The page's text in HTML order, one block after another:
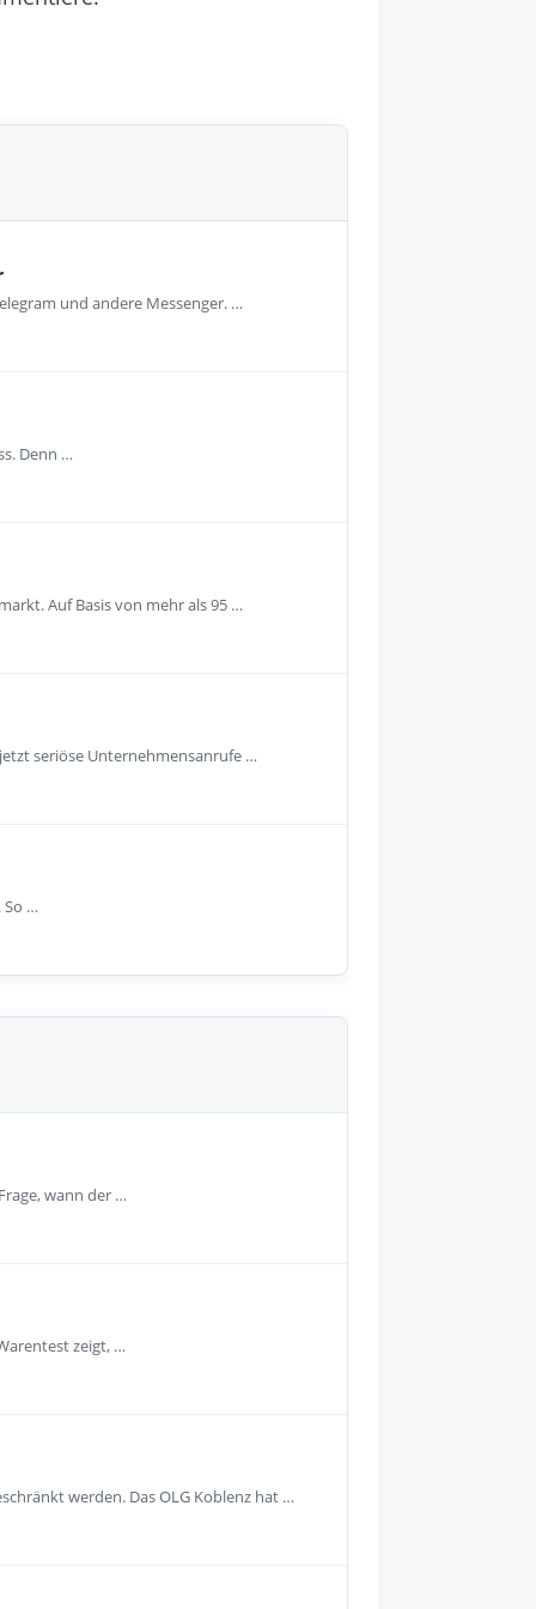
und andere Messenger. …
Denn …
Auf Basis von mehr als 95 …
seriöse Unternehmensanrufe …
So …
wann der …
zeigt, …
werden. Das OLG Koblenz hat …